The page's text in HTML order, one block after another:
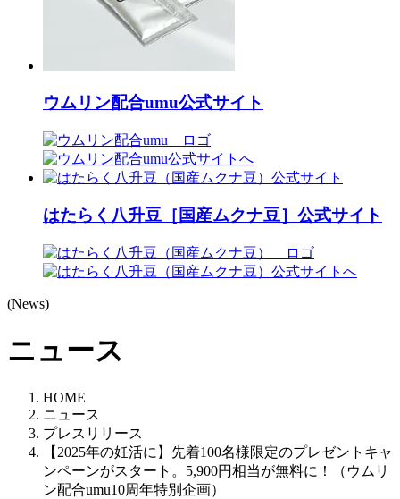
ウムリン配合umu公式サイト
はたらく八升豆［国産ムクナ豆］公式サイト
(News)
ニュース
HOME
ニュース
プレスリリース
【2025年の妊活に】先着100名様限定のプレゼントキャ
ンペーンがスタート。5,900円相当が無料に！（ウムリ
ン配合umu10周年特別企画）